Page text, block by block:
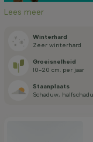
Bloeikleur
Prijs
Lees meer
Winterhard
zeer winterhard
Groei­snelheid
10-20 cm. per jaar
Staan­plaats
schaduw,